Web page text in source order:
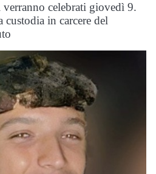
celebrati giovedì 9.
custodia in carcere del